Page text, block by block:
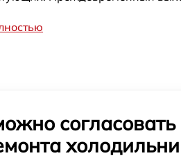
Sharp
дверей холодильника Sharp
холодильника Sharp
осушителя холодильника
согласовать